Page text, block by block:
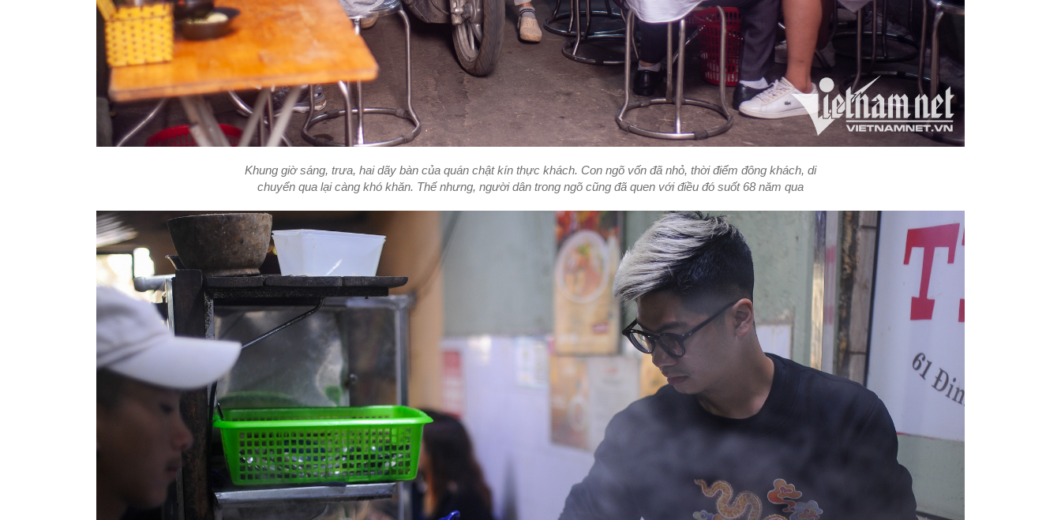
Khung giờ sáng, trưa, hai dãy bàn của quán chật kín thực khách. Con ngõ vốn đã nhỏ, thời điểm đông khách, di
chuyển qua lại càng khó khăn. Thế nhưng, người dân trong ngõ cũng đã quen với điều đó suốt 68 năm qua